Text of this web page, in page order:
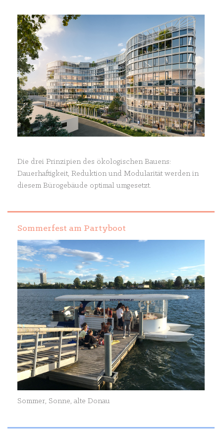
Die drei Prinzipien des ökologischen Bauens:
Dauerhaftigkeit, Reduktion und Modularität werden in
diesem Bürogebäude optimal umgesetzt.
Sommerfest am Partyboot
Sommer, Sonne, alte Donau